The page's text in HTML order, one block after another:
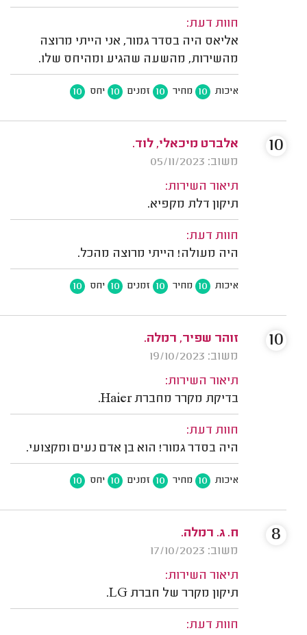
חוות דעת:
אליאס היה בסדר גמור, אני הייתי מרוצה
מהשירות, מהשעה שהגיע ומהיחס שלו.
איכות 10 מחיר 10 זמנים 10 יחס 10
אלברט מיכאלי, לוד.
משוב: 05/11/2023
תיאור השירות:
תיקון דלת מקפיא.
חוות דעת:
היה מעולה! הייתי מרוצה מהכל.
איכות 10 מחיר 10 זמנים 10 יחס 10
10
זוהר שפיר, רמלה.
משוב: 19/10/2023
תיאור השירות:
בדיקת מקרר מחברת Haier.
חוות דעת:
היה בסדר גמור! הוא בן אדם נעים ומקצועי.
איכות 10 מחיר 10 זמנים 10 יחס 10
10
ח. ג. רמלה.
משוב: 17/10/2023
תיאור השירות:
תיקון מקרר של חברת LG.
חוות דעת:
8